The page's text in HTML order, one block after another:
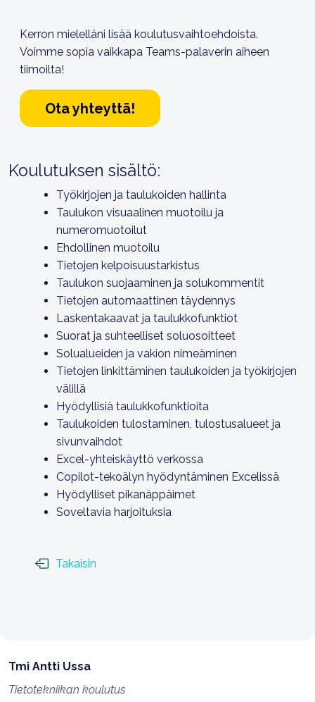
Kerron mielelläni lisää koulutusvaihtoehdoista.
Voimme sopia vaikkapa Teams-palaverin aiheen
tiimoilta!
Ota yhteyttä!
Koulutuksen sisältö:
Työkirjojen ja taulukoiden hallinta
Taulukon visuaalinen muotoilu ja
numeromuotoilut
Ehdollinen muotoilu
Tietojen kelpoisuustarkistus
Taulukon suojaaminen ja solukommentit
Tietojen automaattinen täydennys
Laskentakaavat ja taulukkofunktiot
Suorat ja suhteelliset soluosoitteet
Solualueiden ja vakion nimeäminen
Tietojen linkittäminen taulukoiden ja työkirjojen
välillä
Hyödyllisiä taulukkofunktioita
Taulukoiden tulostaminen, tulostusalueet ja
sivunvaihdot
Excel-yhteiskäyttö verkossa
Copilot-tekoälyn hyödyntäminen Excelissä
Hyödylliset pikanäppäimet
Soveltavia harjoituksia
Takaisin
Tmi Antti Ussa
Tietotekniikan koulutus